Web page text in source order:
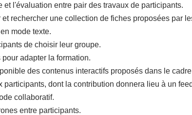
et l'évaluation entre pair des travaux de participants.
rechercher une collection de fiches proposées par
mode texte.
de choisir leur groupe.
adapter la formation.
des contenus interactifs proposés dans le
dont la contribution donnera lieu à un
collaboratif.
entre participants.